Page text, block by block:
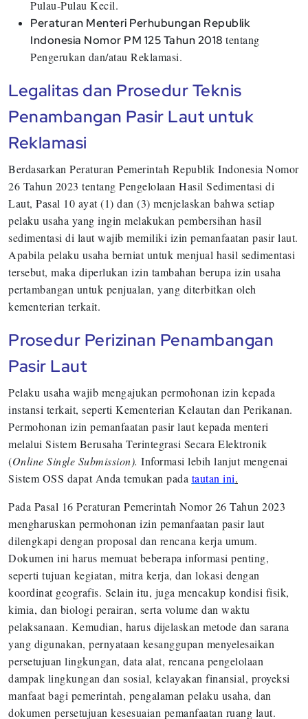
Pulau-Pulau Kecil.
Peraturan Menteri Perhubungan Republik
Indonesia Nomor PM 125 Tahun 2018 tentang
Pengerukan dan/atau Reklamasi.
Legalitas dan Prosedur Teknis
Penambangan Pasir Laut untuk
Reklamasi
Berdasarkan Peraturan Pemerintah Republik Indonesia Nomor
26 Tahun 2023 tentang Pengelolaan Hasil Sedimentasi di
Laut, Pasal 10 ayat (1) dan (3) menjelaskan bahwa setiap
pelaku usaha yang ingin melakukan pembersihan hasil
sedimentasi di laut wajib memiliki izin pemanfaatan pasir laut.
Apabila pelaku usaha berniat untuk menjual hasil sedimentasi
tersebut, maka diperlukan izin tambahan berupa izin usaha
pertambangan untuk penjualan, yang diterbitkan oleh
kementerian terkait.
Prosedur Perizinan Penambangan
Pasir Laut
Pelaku usaha wajib mengajukan permohonan izin kepada
instansi terkait, seperti Kementerian Kelautan dan Perikanan.
Permohonan izin pemanfaatan pasir laut kepada menteri
melalui Sistem Berusaha Terintegrasi Secara Elektronik
(Online Single Submission). Informasi lebih lanjut mengenai
Sistem OSS dapat Anda temukan pada tautan ini.
Pada Pasal 16 Peraturan Pemerintah Nomor 26 Tahun 2023
mengharuskan permohonan izin pemanfaatan pasir laut
dilengkapi dengan proposal dan rencana kerja umum.
Dokumen ini harus memuat beberapa informasi penting,
seperti tujuan kegiatan, mitra kerja, dan lokasi dengan
koordinat geografis. Selain itu, juga mencakup kondisi fisik,
kimia, dan biologi perairan, serta volume dan waktu
pelaksanaan. Kemudian, harus dijelaskan metode dan sarana
yang digunakan, pernyataan kesanggupan menyelesaikan
persetujuan lingkungan, data alat, rencana pengelolaan
dampak lingkungan dan sosial, kelayakan finansial, proyeksi
manfaat bagi pemerintah, pengalaman pelaku usaha, dan
dokumen persetujuan kesesuaian pemanfaatan ruang laut.